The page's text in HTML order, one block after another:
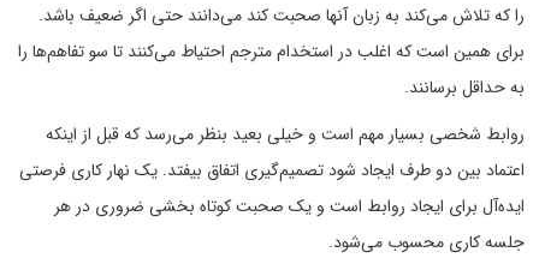
را که تلاش می‌کند به زبان آنها صحبت کند می‌دانند حتی اگر ضعیف باشد.
برای همین است که اغلب در استخدام مترجم احتیاط می‌کنند تا سو تفاهم‌ها را
به حداقل برسانند.
روابط شخصی بسیار مهم است و خیلی بعید بنظر می‌رسد که قبل از اینکه
اعتماد بین دو طرف ایجاد شود تصمیم‌گیری اتفاق بیفتد. یک نهار کاری فرصتی
ایده‌آل برای ایجاد روابط است و یک صحبت کوتاه بخشی ضروری در هر
جلسه کاری محسوب می‌شود.